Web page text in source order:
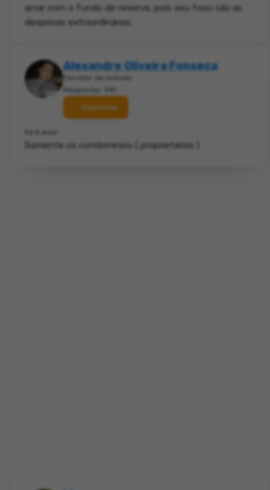
arcar com o fundo de reserva, pois seu foco são as
despesas extraordinárias.
Alexandre Oliveira Fonseca
Corretor de imóveis
Respostas: 961
Contatar
há 6 anos
Somente os condomínios ( proprietários )